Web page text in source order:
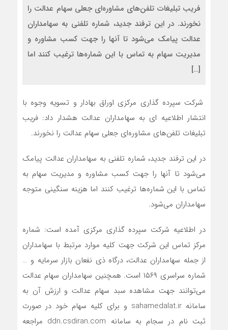
فریب تبلیغات تلفن‌های مشاوره‌ای جعلی سهام عدالت را
نخورند. در این ترفند جدید، شماره تلفنی به سهامداران
عدالت پیامک می‌شود تا آنها را جهت کسب مشاوره و
مدیریت سهام به تماس با این شماره‌ها ترغیب کنند اما
[…]
شرکت سپرده گذاری مرکزی اوراق بهادار و تسویه وجوه با
انتشار اطلاعیه ای به سهامداران عدالت هشدار داد: فریب
تبلیغات تلفن‌های مشاوره‌ای جعلی سهام عدالت را نخورند.
در این ترفند جدید، شماره تلفنی به سهامداران عدالت پیامک
می‌شود تا آنها را جهت کسب مشاوره و مدیریت سهام به
تماس با این شماره‌ها ترغیب کنند اما هزینه سنگینی متوجه
سهامداران می‌شود.
در اطلاعیه شرکت سپرده گذاری مرکزی آمده است: شماره
مرکز تماس این شرکت جهت کلیه موارد مرتبط با سهامداران
از جمله سهامداران عدالت، درگاه ذی نفعان بازار سرمایه و …
شماره سراسری ۱۵۶۹ است. همچنین سهامداران سهام عدالت
می‌توانند جهت مشاهده سبد سهام عدالت و ارزش آن به
سامانه sahamedalat.ir و برای کلیه سهام خود در صورت
ثبت نام در سجام به سامانه ddn.csdiran.com مراجعه